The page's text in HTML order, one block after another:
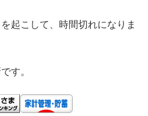
起こして、時間切れになりま
す。